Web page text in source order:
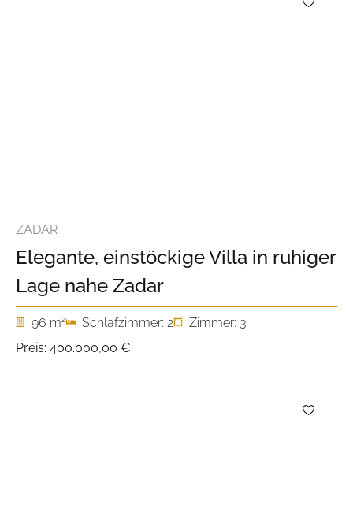
ZADAR
Elegante, einstöckige Villa in ruhiger
Lage nahe Zadar
96 m2 Schlafzimmer: 2
Zimmer: 3
Preis: 400.000,00 €